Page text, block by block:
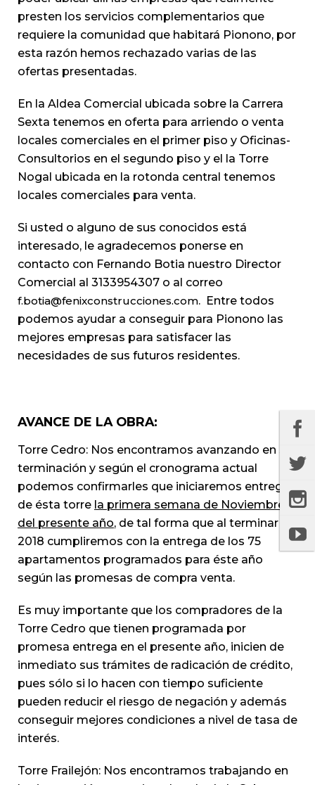
presten los servicios complementarios que
requiere la comunidad que habitará Pionono, por
esta razón hemos rechazado varias de las
ofertas presentadas.
En la Aldea Comercial ubicada sobre la Carrera
Sexta tenemos en oferta para arriendo o venta
locales comerciales en el primer piso y Oficinas-
Consultorios en el segundo piso y el la Torre
Nogal ubicada en la rotonda central tenemos
locales comerciales para venta.
Si usted o alguno de sus conocidos está
interesado, le agradecemos ponerse en
contacto con Fernando Botia nuestro Director
Comercial al 3133954307 o al correo
f.botia@fenixconstrucciones.com. Entre todos
podemos ayudar a conseguir para Pionono las
mejores empresas para satisfacer las
necesidades de sus futuros residentes.
AVANCE DE LA OBRA:
Torre Cedro: Nos encontramos avanzando en su
terminación y según el cronograma actual
podemos confirmarles que iniciaremos entregas
de ésta torre la primera semana de Noviembre
del presente año, de tal forma que al terminar el
2018 cumpliremos con la entrega de los 75
apartamentos programados para éste año
según las promesas de compra venta.
Es muy importante que los compradores de la
Torre Cedro que tienen programada por
promesa entrega en el presente año, inicien de
inmediato sus trámites de radicación de crédito,
pues sólo si lo hacen con tiempo suficiente
pueden reducir el riesgo de negación y además
conseguir mejores condiciones a nivel de tasa de
interés.
Torre Frailejón: Nos encontramos trabajando en